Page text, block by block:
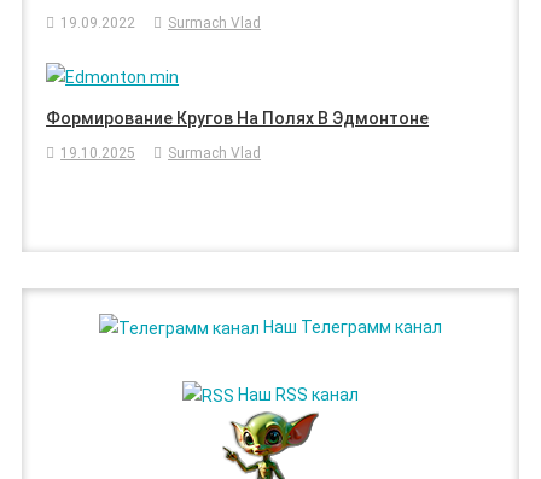
19.09.2022 Surmach Vlad
Формирование Кругов На Полях В Эдмонтоне
19.10.2025 Surmach Vlad
Наш Телеграмм канал
Наш RSS канал